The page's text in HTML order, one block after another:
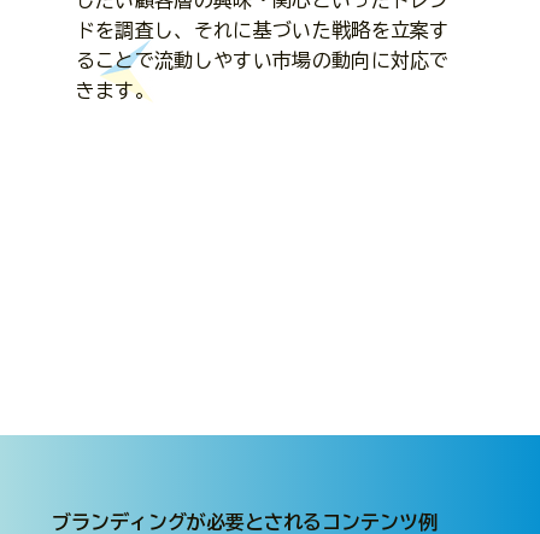
ドを調査し、それに基づいた戦略を立案す
ることで流動しやすい市場の動向に対応で
きます。
ブランディングが必要とされるコンテンツ例